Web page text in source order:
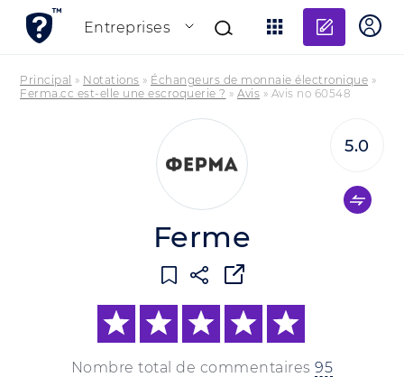
Entreprises
Principal » Notations » Échangeurs de monnaie électronique »
Ferma.cc est-elle une escroquerie ? » Avis » Avis no 60548
Ferme
Nombre total de commentaires 95
5.0